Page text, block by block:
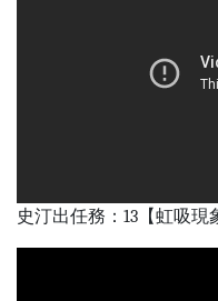
史汀出任務：13【虹吸現